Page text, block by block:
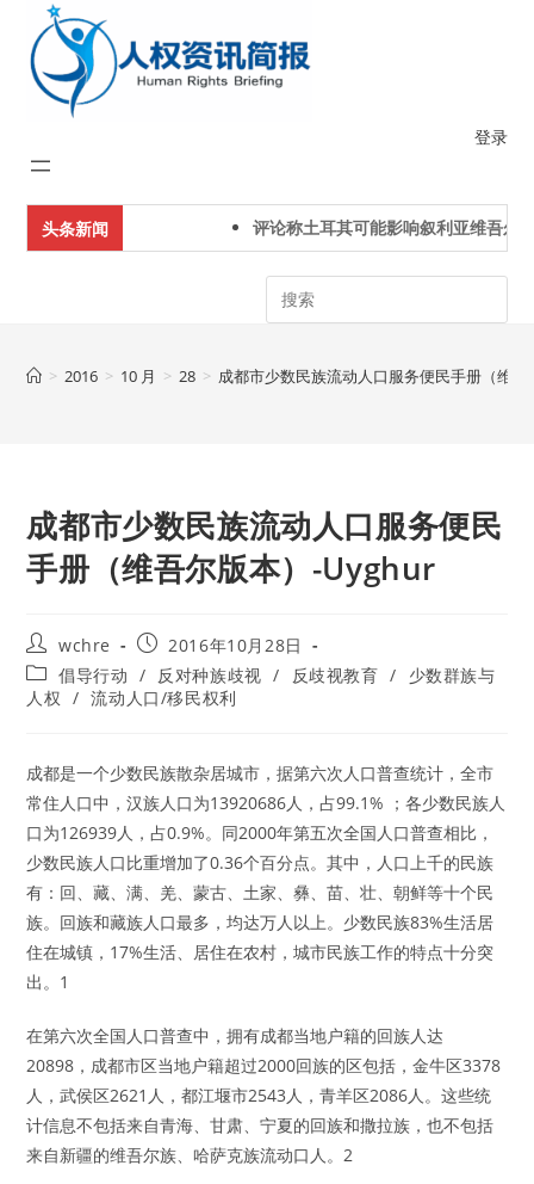
content
登录
头条新闻 评论称土耳其可能影响叙利亚维吾尔
Search
> 2016 > 10 月 > 28 > 成都市少数民族流动人口服务便民手册（维
成都市少数民族流动人口服务便民
手册（维吾尔版本）-Uyghur
Post
author:
wchre
Post
published:
2016年10月28日
Post
category:
倡导行动 / 反对种族歧视 / 反歧视教育 /
少数群族与
人权 / 流动人口/移民权利
成都是一个少数民族散杂居城市，据第六次人口普查统计，全市
常住人口中，汉族人口为13920686人，占99.1% ；各少数民族人
口为126939人，占0.9%。同2000年第五次全国人口普查相比，
少数民族人口比重增加了0.36个百分点。其中，人口上千的民族
有：回、藏、满、羌、蒙古、土家、彝、苗、壮、朝鲜等十个民
族。回族和藏族人口最多，均达万人以上。少数民族83%生活居
住在城镇，17%生活、居住在农村，城市民族工作的特点十分突
出。1
在第六次全国人口普查中，拥有成都当地户籍的回族人达
20898，成都市区当地户籍超过2000回族的区包括，金牛区3378
人，武侯区2621人，都江堰市2543人，青羊区2086人。这些统
计信息不包括来自青海、甘肃、宁夏的回族和撒拉族，也不包括
来自新疆的维吾尔族、哈萨克族流动口人。2